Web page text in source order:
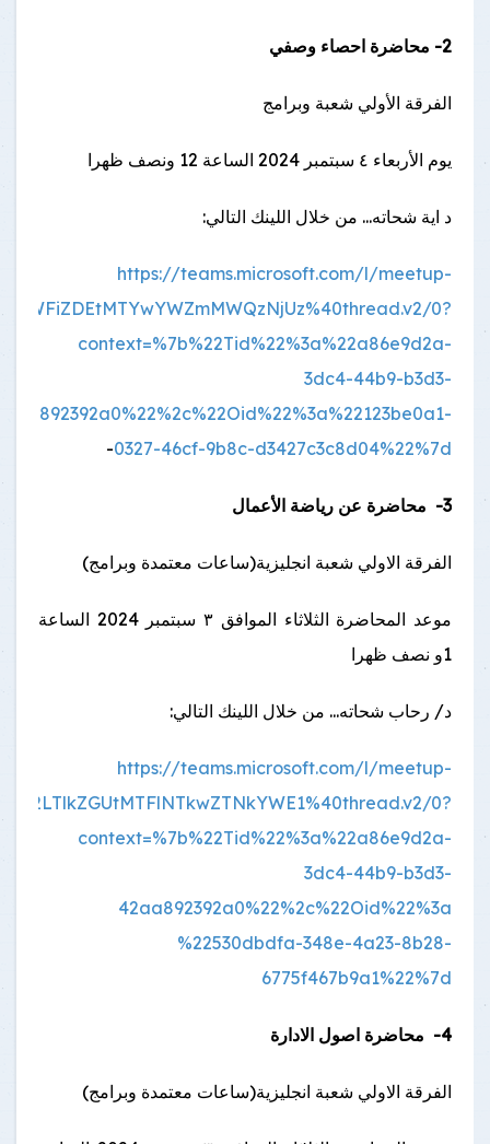
2- محاضرة احصاء وصفي
الفرقة الأولي شعبة وبرامج
يوم الأربعاء ٤ سبتمبر 2024 الساعة 12 ونصف ظهرا
د اية شحاته... من خلال اللينك التالي:
https://teams.microsoft.com/l/meetup-
0?
context=%7b%22Tid%22%3a%22a86e9d2a-
3dc4-44b9-b3d3-
0327-46cf-9b8c-d3427c3c8d04%22%7d
-
3- محاضرة عن رياضة الأعمال
الفرقة الاولي شعبة انجليزية(ساعات معتمدة وبرامج)
موعد المحاضرة الثلاثاء الموافق ٣ سبتمبر 2024 الساعة
1و نصف ظهرا
د/ رحاب شحاته... من خلال اللينك التالي:
https://teams.microsoft.com/l/meetup-
0?
context=%7b%22Tid%22%3a%22a86e9d2a-
3dc4-44b9-b3d3-
42aa892392a0%22%2c%22Oid%22%3a
%22530dbdfa-348e-4a23-8b28-
6775f467b9a1%22%7d
4- محاضرة اصول الادارة
الفرقة الاولي شعبة انجليزية(ساعات معتمدة وبرامج)